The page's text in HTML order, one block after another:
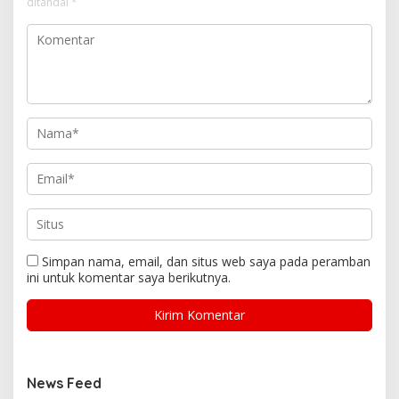
Simpan nama, email, dan situs web saya pada peramban
ini untuk komentar saya berikutnya.
News Feed